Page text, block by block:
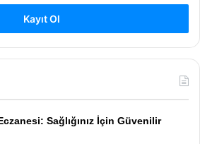
Kayıt Ol
Sağlığınız İçin Güvenilir